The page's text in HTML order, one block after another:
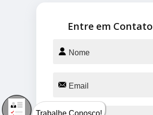
Entre em Contato
Trabalhe Conosco!